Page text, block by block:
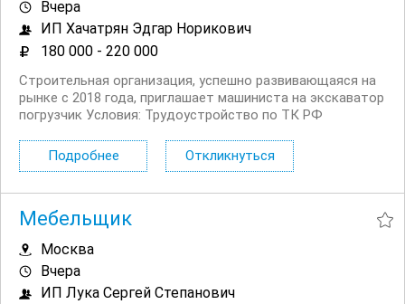
Вчера
ИП Хачатрян Эдгар Норикович
180 000 - 220 000
Строительная организация, успешно развивающаяся на
рынке с 2018 года, приглашает машиниста на экскаватор
погрузчик Условия: Трудоустройство по ТК РФ
жилье предоставляется выплата заработной платы 2
раза в месяц без задержек в час от 700 руб...
Подробнее Откликнуться
Мебельщик
Москва
Вчера
ИП Лука Сергей Степанович